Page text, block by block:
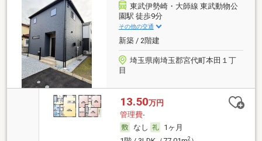
東武伊勢崎・大師線 東武動物公
園駅 徒歩9分
その他の交通
新築 / 2階建
埼玉県南埼玉郡宮代町本田１丁
目
13.50万円
管理費-
なし
1ヶ月
2